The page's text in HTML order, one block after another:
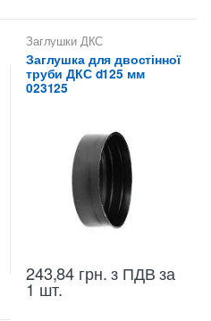
Заглушки ДКС
Заглушка для двостінної
труби ДКС d125 мм
023125
243,84 грн.з ПДВ за
1 шт.